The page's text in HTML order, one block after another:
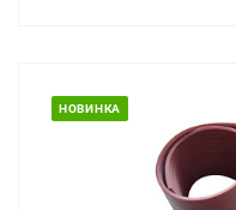
НОВИНКА